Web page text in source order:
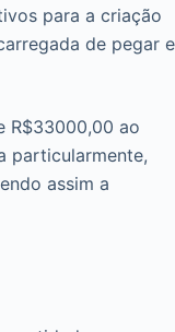
para a criação
de pegar e
R$33000,00 ao
particularmente,
assim a